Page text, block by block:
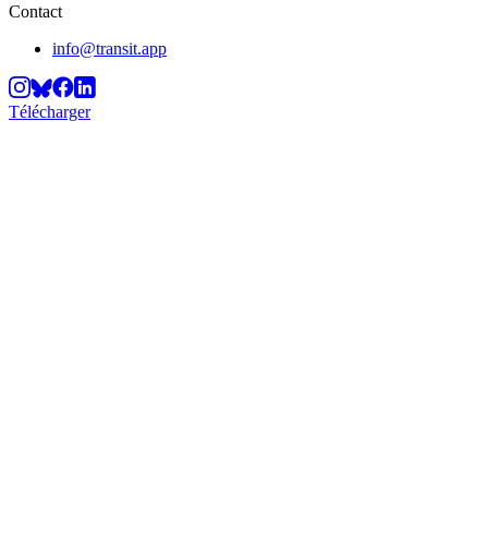
Contact
info@transit.app
Télécharger